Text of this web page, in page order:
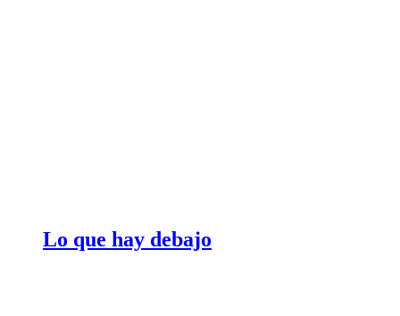
Lo que hay debajo